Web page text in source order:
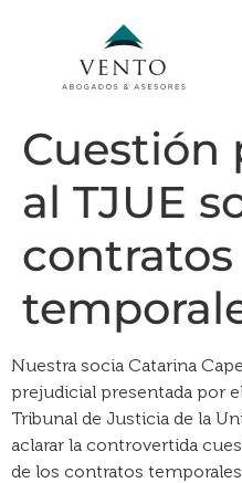
Cuestión
al TJUE
contratos
Nuestra socia Catarina
prejudicial presentada por
Tribunal de Justicia de la
aclarar la controvertida
de los contratos